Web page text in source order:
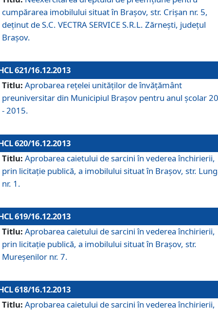
cumpărarea imobilului situat în Braşov, str. Crişan nr. 5,
deţinut de S.C. VECTRA SERVICE S.R.L. Zărneşti, judeţul
Braşov.
621/16.12.2013
Titlu: Aprobarea reţelei unităţilor de învăţământ
preuniversitar din Municipiul Braşov pentru anul şcolar
- 2015.
620/16.12.2013
Titlu: Aprobarea caietului de sarcini în vederea închirierii,
prin licitaţie publică, a imobilului situat în Braşov, str.
nr. 1.
619/16.12.2013
Titlu: Aprobarea caietului de sarcini în vederea închirierii,
prin licitaţie publică, a imobilului situat în Braşov, str.
Mureşenilor nr. 7.
618/16.12.2013
Titlu: Aprobarea caietului de sarcini în vederea închirierii,